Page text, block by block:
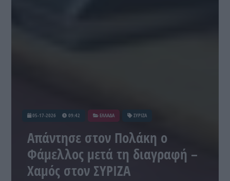
05-17-2026 09:42 ΕΛΛΑΔΑ ΣΥΡΙΖΑ
Απάντησε στον Πολάκη ο
Φάμελλος μετά τη διαγραφή –
Χαμός στον ΣΥΡΙΖΑ